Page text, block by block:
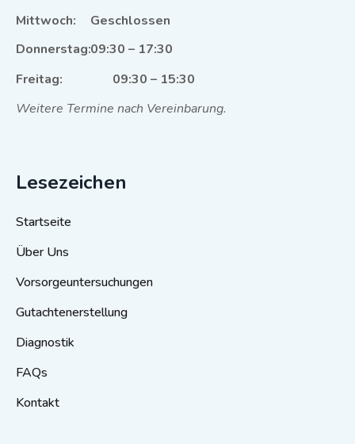
Mittwoch:
Geschlossen
Donnerstag:09:30 – 17:30
Freitag:
09:30 – 15:30
Weitere Termine nach Vereinbarung.
Lesezeichen
Startseite
Über Uns
Vorsorgeuntersuchungen
Gutachtenerstellung
Diagnostik
FAQs
Kontakt